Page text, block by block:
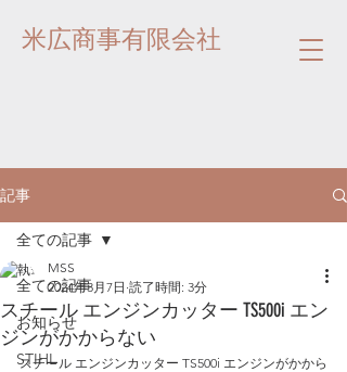
米広商事有限会社
記事
全ての記事
お知らせ
STIHL
全ての記事
スチール エンジンカッター TS500i エン
ジンがかからない
MSS
2024年3月7日 読了時間: 3分
スチール エンジンカッター TS500i エンジンがかから